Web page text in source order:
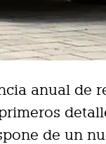
anual de
de un